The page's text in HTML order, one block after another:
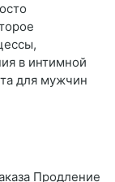
в интимной
для мужчин
Продление